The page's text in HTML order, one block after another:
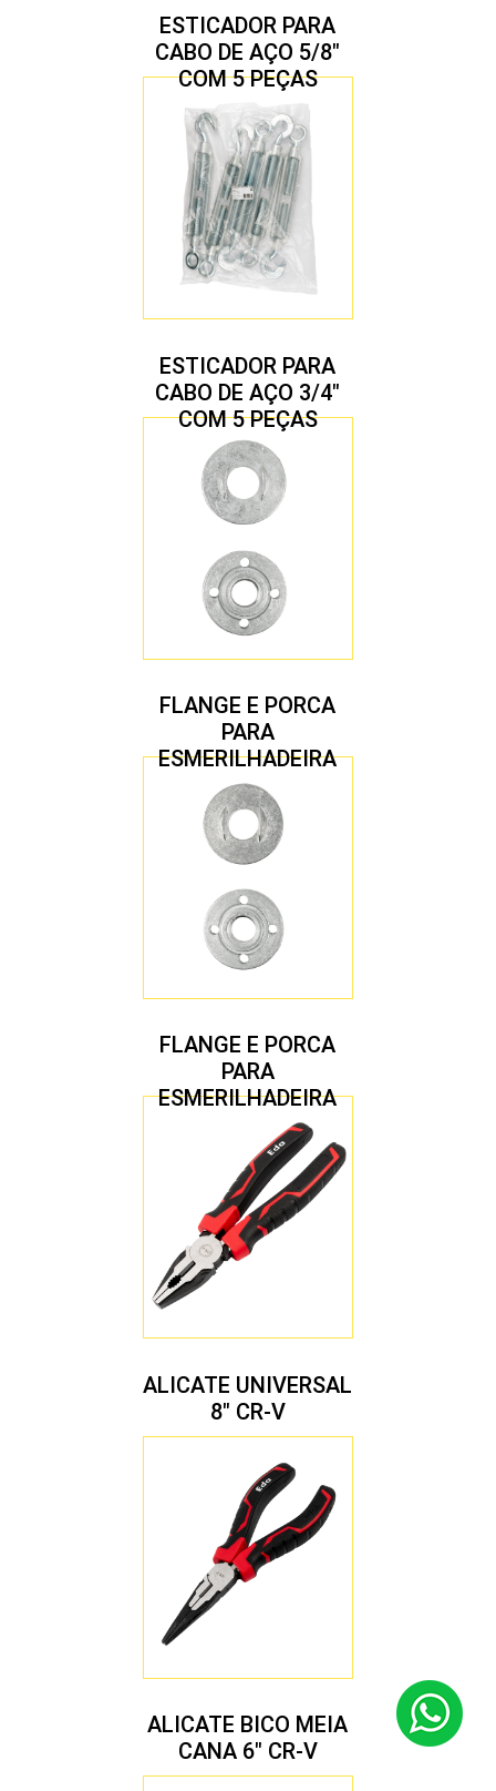
ESTICADOR PARA
CABO DE AÇO 5/8″
COM 5 PEÇAS
ESTICADOR PARA
CABO DE AÇO 3/4″
COM 5 PEÇAS
FLANGE E PORCA
PARA
ESMERILHADEIRA
4.1/2″ 22,23 MM
FLANGE E PORCA
PARA
ESMERILHADEIRA
4.1/2″ 20,00 MM
ALICATE UNIVERSAL
8″ CR-V
ALICATE BICO MEIA
CANA 6″ CR-V